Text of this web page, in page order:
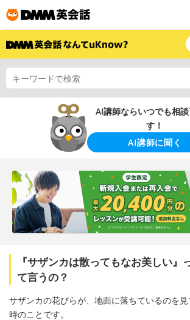
AI講師ならいつでも相
す！
AI講師に聞く
『サザンカは散ってもなお美しい』
て言うの？
サザンカの花びらが、地面に落ちているのを
時のことです。